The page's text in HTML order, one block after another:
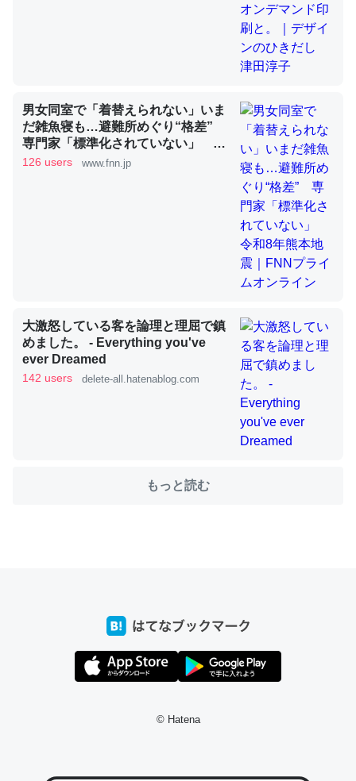
─ニュース :: 【研究発表】昆虫学の大問題＝「昆虫はなぜ海にいな
これを元に考えるとカルシウムを大量に使う脊椎動物と貝
類は苦労してるんだな…。腹足類だと殻を無くしてナメク
ジになったり努力してるし。
─ニュース :: 【研究発表】昆虫学の大問題＝「昆虫はなぜ海にいな
ちぼちRingも置こうかと画策中。あと、Googleマップで
位置情報を共有してる。電池残量や充電中かが分かるので
これ見て生きてるなって分かる。
─たまにLINEするくらいだった遠方の父67歳と僕。ITツール導入で
コミュニケーションが劇的に変化した｜tayorini by LIFULL介護
ちょうど同じ理由でEcho Show 8を設定中でした。Prime
回線代ほとんどかからないですよ。参考：
男女同室で「着替えられない」いま
だ雑魚寝も…避難所めぐり“格差”
専門家「標準化されていない」 令
和8年熊本地震｜FNNプライムオン
126 users www.fnn.jp
大激怒している客を論理と理屈で鎮
めました。 - Everything you've
ever Dreamed
142 users delete-all.hatenablog.com
もっと読む
© Hatena